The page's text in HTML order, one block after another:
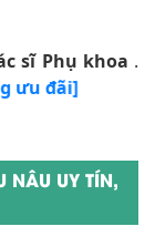
sĩ Phụ khoa .
ưu đãi]
NÂU UY TÍN,